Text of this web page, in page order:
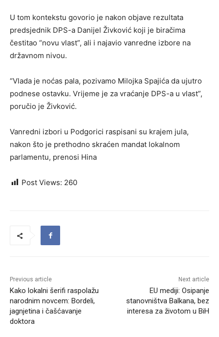
U tom kontekstu govorio je nakon objave rezultata
predsjednik DPS-a Danijel Živković koji je biračima
čestitao “novu vlast”, ali i najavio vanredne izbore na
državnom nivou.
“Vlada je noćas pala, pozivamo Milojka Spajića da ujutro
podnese ostavku. Vrijeme je za vraćanje DPS-a u vlast”,
poručio je Živković.
Vanredni izbori u Podgorici raspisani su krajem jula,
nakon što je prethodno skraćen mandat lokalnom
parlamentu, prenosi Hina
Post Views: 260
Previous article
Kako lokalni šerifi raspolažu
narodnim novcem: Bordeli,
jagnjetina i čašćavanje
doktora
Next article
EU mediji: Osipanje
stanovništva Balkana, bez
interesa za životom u BiH